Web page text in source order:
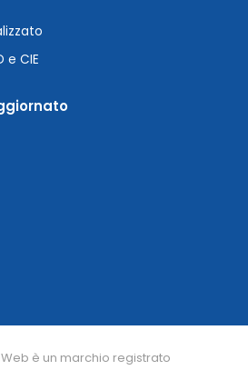
e CIE
è un marchio registrato